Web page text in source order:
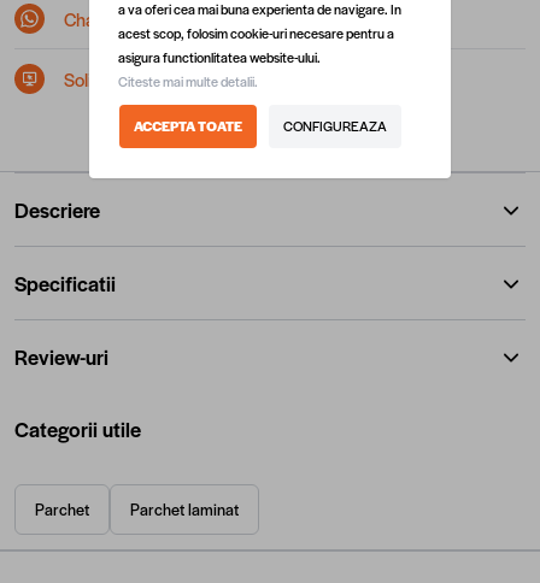
Chat pe Whatsapp
Solicita postare in SEAP/SICAP
Descriere
Specificatii
Review-uri
Categorii utile
Parchet Parchet laminat
a va oferi cea mai buna experienta de navigare. In
acest scop, folosim cookie-uri necesare pentru a
asigura functionlitatea website-ului.
Citeste mai multe detalii.
ACCEPTA TOATE CONFIGUREAZA